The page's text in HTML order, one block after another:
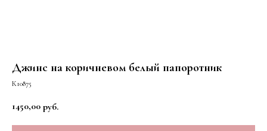
Джинс на коричневом белый папоротник
К10875
1450,00 руб.